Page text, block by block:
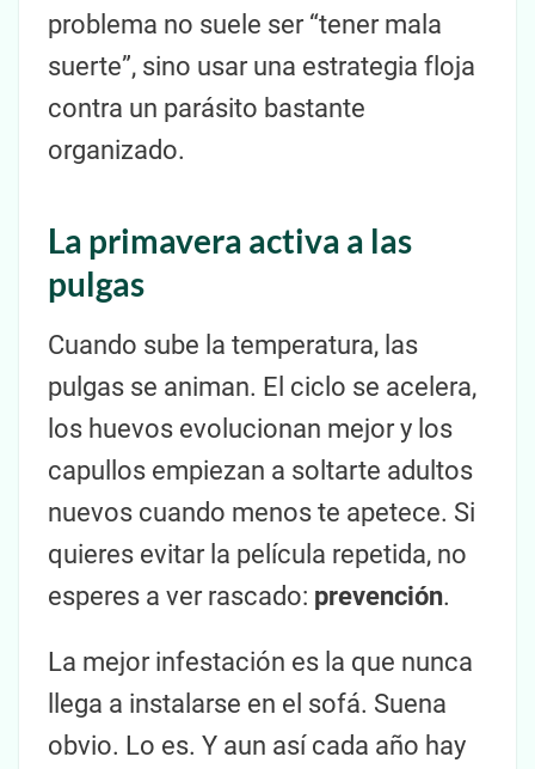
problema no suele ser “tener mala
suerte”, sino usar una estrategia floja
contra un parásito bastante
organizado.
La primavera activa a las
pulgas
Cuando sube la temperatura, las
pulgas se animan. El ciclo se acelera,
los huevos evolucionan mejor y los
capullos empiezan a soltarte adultos
nuevos cuando menos te apetece. Si
quieres evitar la película repetida, no
esperes a ver rascado: prevención.
La mejor infestación es la que nunca
llega a instalarse en el sofá. Suena
obvio. Lo es. Y aun así cada año hay